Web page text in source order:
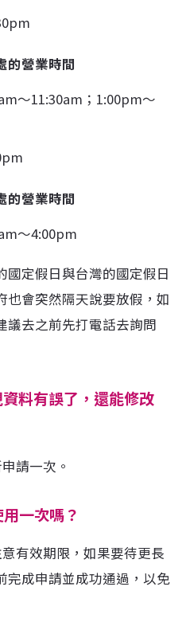
的營業時間
～11:30am；1:00pm～
的營業時間
～4:00pm
國定假日與台灣的國定假日
也會突然隔天說要放假，如
議去之前先打電話去詢問
料有誤了，還能修改
請一次。
一次嗎？
有效期限，如果要待更長
完成申請並成功通過，以免